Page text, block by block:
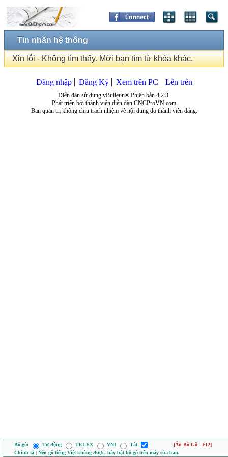
Tin nhắn hệ thống
Xin lỗi - Không tìm thấy. Mời bạn tìm từ khóa khác.
Đăng nhập Đăng Ký Xem trên PC Lên trên
Diễn đàn sử dụng vBulletin® Phiên bản 4.2.3.
Phát triển bởi thành viên diễn đàn CNCProVN.com
Ban quản trị không chịu trách nhiệm về nội dung do thành viên đăng.
Bộ gõ: Tự động TELEX VNI Tắt
[Ẩn Bộ Gõ - F12]
Chính tả | Nếu gõ tiếng Việt không được, hãy bật bộ gõ trên máy của bạn.